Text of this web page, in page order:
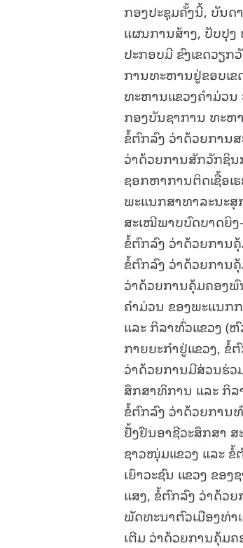
ກອງປະຊຸມຄັ້ງນີ້, ບັນ
ແຜນການສ້າງ, ປັບປຸງ
ປະກອບມີ ຂົງເຂດວຽ
ການທະຫານຢູ່ຂອບເ
ທະຫານແຂວງຄໍາມ່ວນ
ກອງບັນຊາການ ທະຫ
ຂໍ້ຕົກລົງ ວ່າດ້ວຍການ
ວ່າດ້ວຍການສັກວັກຊິ
ຊອກຫາການຕິດເຊື້ອເ
ພະແນກສາທາລະນະສຸ
ສະເໝີພາບບົດບາດຍິງ
ຂໍ້ຕົກລົງ ວ່າດ້ວຍການ
ຂໍ້ຕົກລົງ ວ່າດ້ວຍການ
ວ່າດ້ວຍການຄຸ້ມຄອງພົ
ຄໍາມ່ວນ ຂອງພະແນກ
ແລະ ກິລາທົ່ວແຂວງ (
ກາຍຍະກຳຢູ່ແຂວງ, ຂໍ້
ວ່າດ້ວຍການມີສ່ວນຮ່
ສຶກສາທິການ ແລະ ກິລ
ຂໍ້ຕົກລົງ ວ່າດ້ວຍການ
ຢັ້ງຢືນອາຊີວະສຶກສາ
ຊາວໜຸ່ມແຂວງ ແລະ ຂໍ້
ເຍົາວະຊົນ ແຂວງ ຂອ
ແສງ, ຂໍ້ຕົກລົງ ວ່າດ້ວ
ພັດທະນາຕົວເມືອງທ່າ
ເຕີມ ວ່າດ້ວຍການຄຸ້ມ